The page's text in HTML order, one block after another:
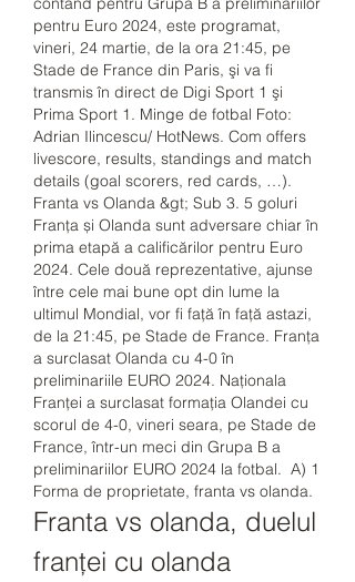
pentru Euro 2024, este programat,
vineri, 24 martie, de la ora 21:45, pe
Stade de France din Paris, şi va fi
transmis în direct de Digi Sport 1 şi
Prima Sport 1. Minge de fotbal Foto:
Adrian Ilincescu/ HotNews. Com offers
livescore, results, standings and match
details (goal scorers, red cards, …).
Franta vs Olanda &gt; Sub 3. 5 goluri
Franța și Olanda sunt adversare chiar în
prima etapă a calificărilor pentru Euro
2024. Cele două reprezentative, ajunse
între cele mai bune opt din lume la
ultimul Mondial, vor fi față în față astazi,
de la 21:45, pe Stade de France. Franţa
a surclasat Olanda cu 4-0 în
preliminariile EURO 2024. Naţionala
Franţei a surclasat formaţia Olandei cu
scorul de 4-0, vineri seara, pe Stade de
France, într-un meci din Grupa B a
preliminariilor EURO 2024 la fotbal.  A) 1
Forma de proprietate, franta vs olanda.
Franta vs olanda, duelul
franței cu olanda